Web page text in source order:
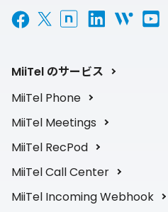
MiiTel のサービス
MiiTel Phone
MiiTel Meetings
MiiTel RecPod
MiiTel Call Center
MiiTel Incoming Webhook